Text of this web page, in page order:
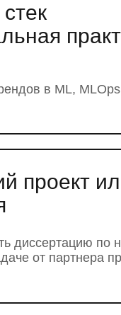
в ML,
проект
диссертацию по
от партнера